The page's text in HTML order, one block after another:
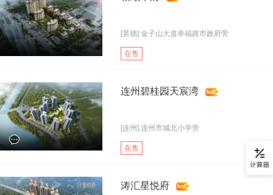
[英德] 金子山大道幸福路市政府旁
在售
连州碧桂园天宸湾
[连州] 连州市城北小学旁
在售
涛汇星悦府